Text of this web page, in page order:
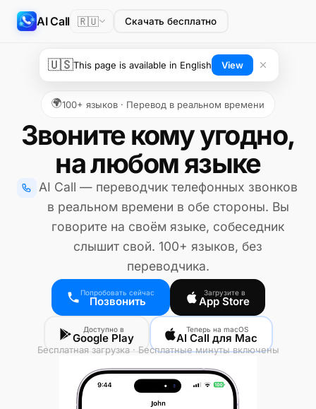
AI Call 🇷🇺 Скачать бесплатно
🌍100+ языков · Перевод в реальном времени
Звоните кому угодно,
на любом языке
AI Call — переводчик телефонных звонков
в реальном времени в обе стороны. Вы
говорите на своём языке, собеседник
слышит свой. 100+ языков, без
переводчика.
Попробовать сейчас
Позвонить
Загрузите в
App Store
Доступно в
Google Play
Теперь на macOS
AI Call для Mac
Бесплатная загрузка · Бесплатные минуты включены
🇺🇸This page is available in English View